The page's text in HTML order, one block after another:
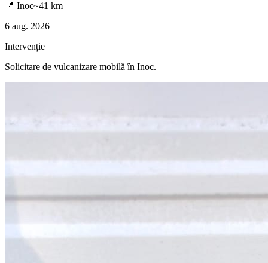
📍 Inoc~41 km
6 aug. 2026
Intervenție
Solicitare de vulcanizare mobilă în Inoc.